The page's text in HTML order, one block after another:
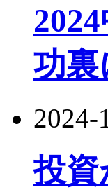
功裏
2024-
投資